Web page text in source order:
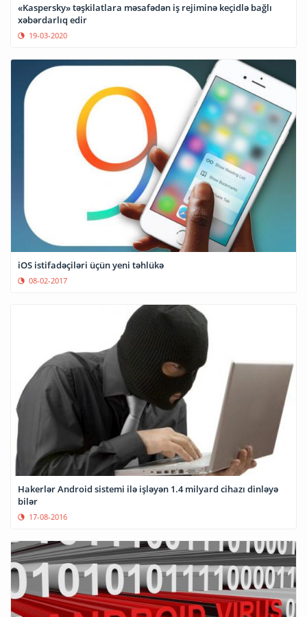
«Kaspersky» təşkilatlara məsafədən iş rejiminə keçidlə bağlı
xəbərdarlıq edir
19-03-2020
iOS istifadəçiləri üçün yeni təhlükə
08-02-2017
Hakerlər Android sistemi ilə işləyən 1.4 milyard cihazı dinləyə
bilər
17-08-2016